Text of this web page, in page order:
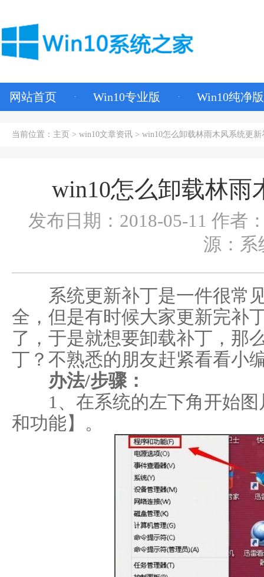
网站首页 Win10专业版 Win10纯净版
当前位置： 主页 > win10文章资讯 > win10怎么卸载林雨木风系统更新
win10怎么卸载林雨
发布日期：2018-05-11 作者
源：系
系统更新补丁是一件很常见
全，但是有时候大家更新完补
了，于是就想要卸载补丁，那
丁？不熟悉的朋友赶紧看看小
办法/步骤：
1、在系统的左下角开始图
和功能】。